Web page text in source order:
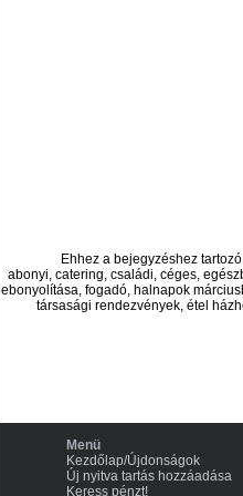
Ehhez a bejegyzéshez
abonyi, catering, családi, céges,
lebonyolítása, fogadó, halnapok
társasági rendezvények, étel
Menü
Kezdőlap/Újdonságok
Új nyitva tartás hozzáadása
Keress pénzt!